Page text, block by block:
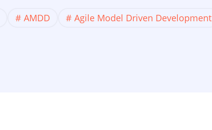
AMDD Agile Model Driven Development